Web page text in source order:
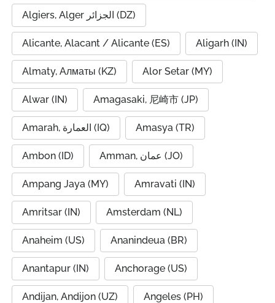
Algiers, Alger الجزائر (DZ)
Alicante, Alacant / Alicante (ES) Aligarh (IN)
Almaty, Алматы (KZ) Alor Setar (MY)
Alwar (IN) Amagasaki, 尼崎市 (JP)
Amarah, العمارة (IQ) Amasya (TR)
Ambon (ID) Amman, عمان (JO)
Ampang Jaya (MY) Amravati (IN)
Amritsar (IN) Amsterdam (NL)
Anaheim (US) Ananindeua (BR)
Anantapur (IN) Anchorage (US)
Andijan, Andijon (UZ) Angeles (PH)